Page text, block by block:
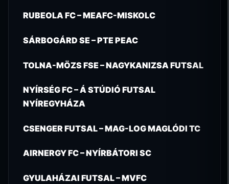
RUBEOLA FC – MEAFC-MISKOLC
SÁRBOGÁRD SE – PTE PEAC
TOLNA-MÖZS FSE – NAGYKANIZSA FUTSAL
NYÍRSÉG FC – Á STÚDIÓ FUTSAL
NYÍREGYHÁZA
CSENGER FUTSAL – MAG-LOG MAGLÓDI TC
AIRNERGY FC – NYÍRBÁTORI SC
GYULAHÁZAI FUTSAL – MVFC